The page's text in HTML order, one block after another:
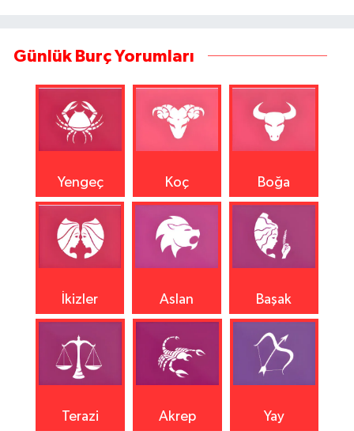
Günlük Burç Yorumları
Yengeç Koç Boğa
İkizler Aslan Başak
Terazi Akrep Yay